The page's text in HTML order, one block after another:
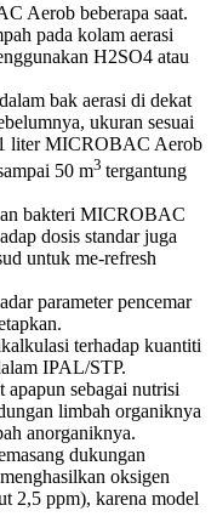
Aerob beberapa saat.
pada kolam aerasi
H2SO4 atau
bak aerasi di dekat
ukuran sesuai
liter MICROBAC Aerob
50 m3 tergantung
bakteri MICROBAC
dosis standar juga
untuk me-refresh
parameter pencemar
terhadap kuantiti
IPAL/STP.
apapun sebagai nutrisi
limbah organiknya
anorganiknya.
dukungan
oksigen
2,5 ppm), karena model